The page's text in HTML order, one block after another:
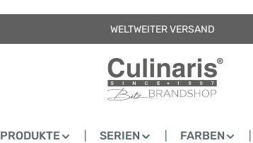
WELTWEITER VERSAND
PRODUKTE SERIEN FARBEN